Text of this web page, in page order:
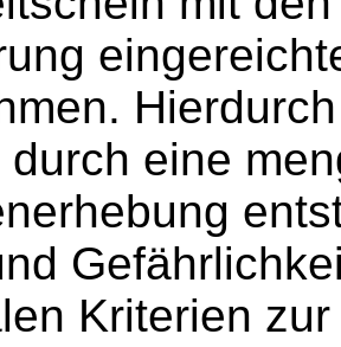
durch eine
Kriterien